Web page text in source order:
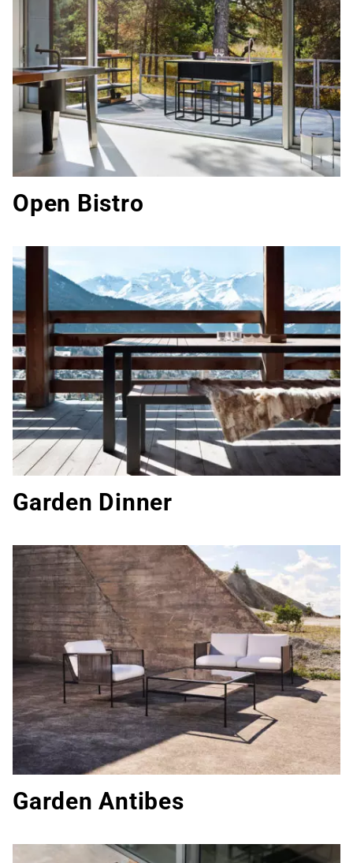
Open Bistro
Garden Dinner
Garden Antibes